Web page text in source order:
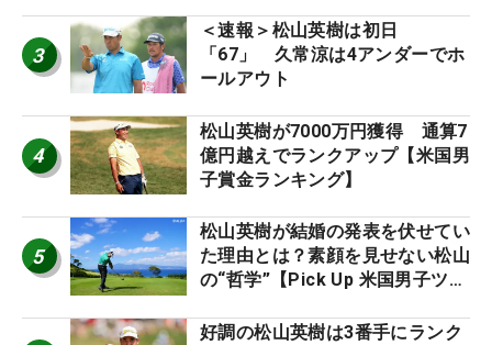
3
＜速報＞松山英樹は初日
「67」 久常涼は4アンダーでホ
ールアウト
4
松山英樹が7000万円獲得 通算7
億円越えでランクアップ【米国男
子賞金ランキング】
5
松山英樹が結婚の発表を伏せてい
た理由とは？素顔を見せない松山
の“哲学”【Pick Up 米国男子ツア
好調の松山英樹は3番手にランク